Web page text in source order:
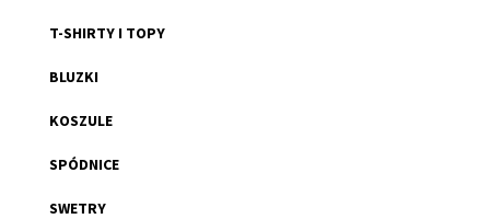
T-SHIRTY I TOPY
BLUZKI
KOSZULE
SPÓDNICE
SWETRY